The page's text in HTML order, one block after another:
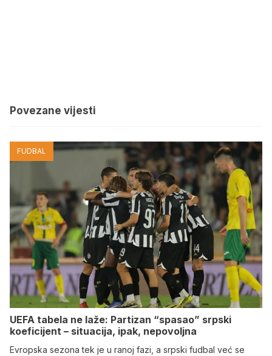
Povezane vijesti
FUDBAL
UEFA tabela ne laže: Partizan “spasao” srpski
koeficijent – situacija, ipak, nepovoljna
Evropska sezona tek je u ranoj fazi, a srpski fudbal već se